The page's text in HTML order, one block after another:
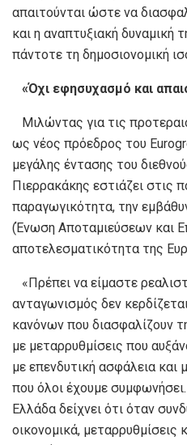
απαιτούνται ώστε να
και η αναπτυξιακή
πάντοτε τη δημοσιονομική
«Όχι εφησυχασμό και
Μιλώντας για τις
ως νέος πρόεδρος του
μεγάλης έντασης του
Πιερρακάκης εστιάζει στις
παραγωγικότητα, την
(Ένωση Αποταμιεύσεων και
αποτελεσματικότητα της
«Πρέπει να είμαστε
ανταγωνισμός δεν
κανόνων που διασφαλίζουν
με μεταρρυθμίσεις που
με επενδυτική ασφάλεια και
που όλοι έχουμε
Ελλάδα δείχνει ότι όταν
οικονομικά, μεταρρυθμίσεις